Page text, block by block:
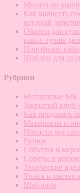
Можно ли
Как написать
который
Обвесы для
какие лучше
Портфолио
Шаблон для
Рубрики
Бесплатные МК
Закрытый клуб
Как продавать
Материалы и
Новости
Разное
События и
Советы и
Творческие идеи
Уроки и мастер-
Шаблоны